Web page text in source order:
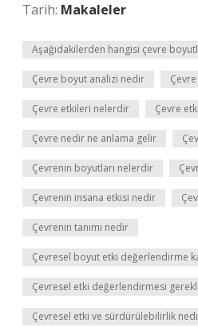
Tarih: Makaleler
Aşağıdakilerden hangisi çevre
Çevre boyut analizi nedir
Çevre etkileri nelerdir Çevre
Çevre nedir ne anlama gelir
Çevrenin boyutları nelerdir
Çevrenin insana etkisi nedir
Çevrenin tanımı nedir
Çevresel boyut etki değerlendirme
Çevresel etki değerlendirmesi
Çevresel etki ve sürdürülebilirlik